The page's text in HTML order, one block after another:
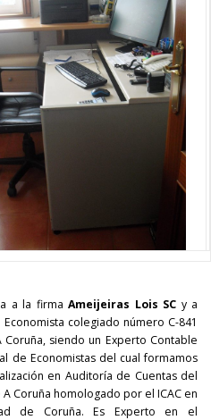
a la firmaAmeijeiras Lois SC y a
Economista colegiado número C-841
siendo un Experto Contable
de Economistas del cual formamos
en Auditoría de Cuentas del
Coruña homologado por el ICAC en
de Coruña. Es Experto en el